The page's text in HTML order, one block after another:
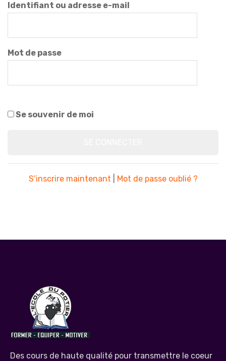
Identifiant ou adresse e-mail
Mot de passe
Se souvenir de moi
S’inscrire maintenant Mot de passe oublié ?
Des cours de haute qualité pour transmettre le coeur